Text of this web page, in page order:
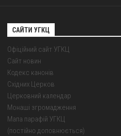
САЙТИ УГКЦ
Офіційний сайт УГКЦ
Сайт новин
Кодекс канонів
Східних Церков
Церковний календар
Монаші згромадження
Мапа парафій УГКЦ
(постійно доповнюється)